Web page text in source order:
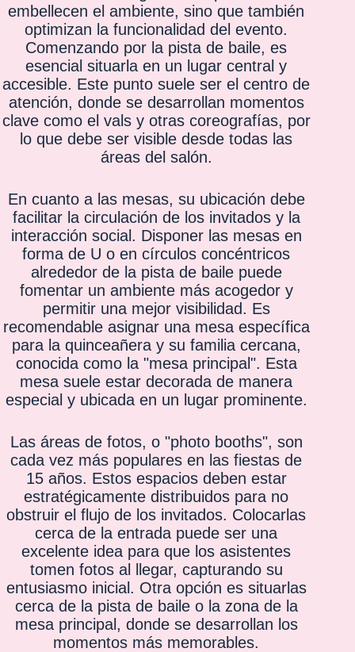
embellecen el ambiente, sino que también
optimizan la funcionalidad del evento.
Comenzando por la pista de baile, es
esencial situarla en un lugar central y
accesible. Este punto suele ser el centro de
atención, donde se desarrollan momentos
clave como el vals y otras coreografías, por
lo que debe ser visible desde todas las
áreas del salón.
En cuanto a las mesas, su ubicación debe
facilitar la circulación de los invitados y la
interacción social. Disponer las mesas en
forma de U o en círculos concéntricos
alrededor de la pista de baile puede
fomentar un ambiente más acogedor y
permitir una mejor visibilidad. Es
recomendable asignar una mesa específica
para la quinceañera y su familia cercana,
conocida como la "mesa principal". Esta
mesa suele estar decorada de manera
especial y ubicada en un lugar prominente.
Las áreas de fotos, o "photo booths", son
cada vez más populares en las fiestas de
15 años. Estos espacios deben estar
estratégicamente distribuidos para no
obstruir el flujo de los invitados. Colocarlas
cerca de la entrada puede ser una
excelente idea para que los asistentes
tomen fotos al llegar, capturando su
entusiasmo inicial. Otra opción es situarlas
cerca de la pista de baile o la zona de la
mesa principal, donde se desarrollan los
momentos más memorables.